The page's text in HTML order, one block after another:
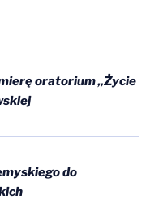
oratorium „Życie
do